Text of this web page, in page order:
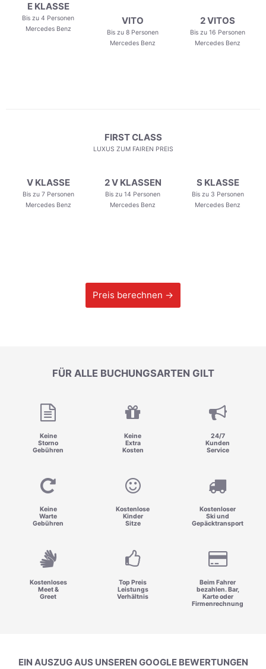
E KLASSE
Bis zu 4 Personen
Mercedes Benz
VITO
Bis zu 8 Personen
Mercedes Benz
2 VITOS
Bis zu 16 Personen
Mercedes Benz
FIRST CLASS
LUXUS ZUM FAIREN PREIS
V KLASSE
Bis zu 7 Personen
Mercedes Benz
2 V KLASSEN
Bis zu 14 Personen
Mercedes Benz
S KLASSE
Bis zu 3 Personen
Mercedes Benz
Preis berechnen →
FÜR ALLE BUCHUNGSARTEN GILT
Keine
Storno
Gebühren
Keine
Extra
Kosten
24/7
Kunden
Service
Keine
Warte
Gebühren
Kostenlose
Kinder
Sitze
Kostenloser
Ski und
Gepäcktransport
Kostenloses
Meet &
Greet
Top Preis
Leistungs
Verhältnis
Beim Fahrer
bezahlen. Bar,
Karte oder
Firmenrechnung
EIN AUSZUG AUS UNSEREN GOOGLE BEWERTUNGEN